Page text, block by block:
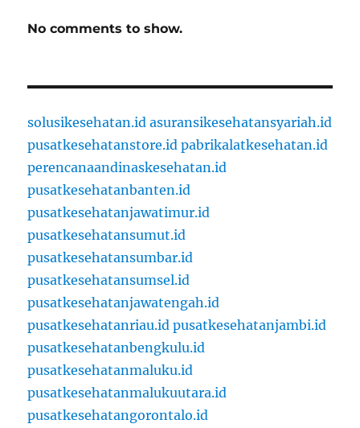
No comments to show.
solusikesehatan.id asuransikesehatansyariah.id
pusatkesehatanstore.id pabrikalatkesehatan.id
perencanaandinaskesehatan.id
pusatkesehatanbanten.id
pusatkesehatanjawatimur.id
pusatkesehatansumut.id
pusatkesehatansumbar.id
pusatkesehatansumsel.id
pusatkesehatanjawatengah.id
pusatkesehatanriau.id pusatkesehatanjambi.id
pusatkesehatanbengkulu.id
pusatkesehatanmaluku.id
pusatkesehatanmalukuutara.id
pusatkesehatangorontalo.id